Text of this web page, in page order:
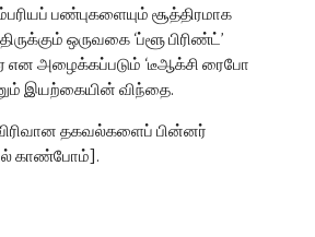
பண்புகளையும் சூத்திரமாக
ஒருவகை ‘ப்ளூ பிரிண்ட்’
என அழைக்கப்படும் ‘டீஆக்சி ரைபோ
இயற்கையின் விந்தை.
தகவல்களைப் பின்னர்
காண்போம்].